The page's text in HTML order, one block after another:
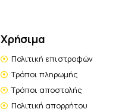
Χρήσιμα
Πολιτική επιστροφών
Τρόποι πληρωμής
Τρόποι αποστολής
Πολιτική απορρήτου